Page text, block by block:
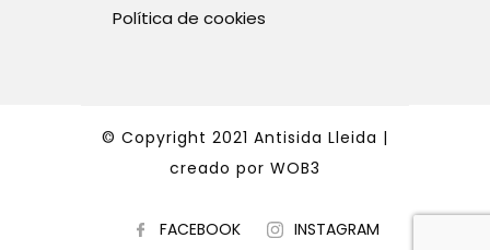
Política de cookies
© Copyright 2021 Antisida Lleida |
creado por WOB3
FACEBOOK
INSTAGRAM